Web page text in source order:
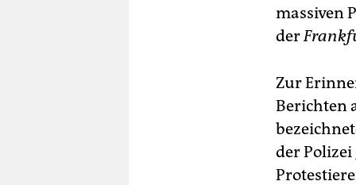
massiven
der
Zur
Berichten
der